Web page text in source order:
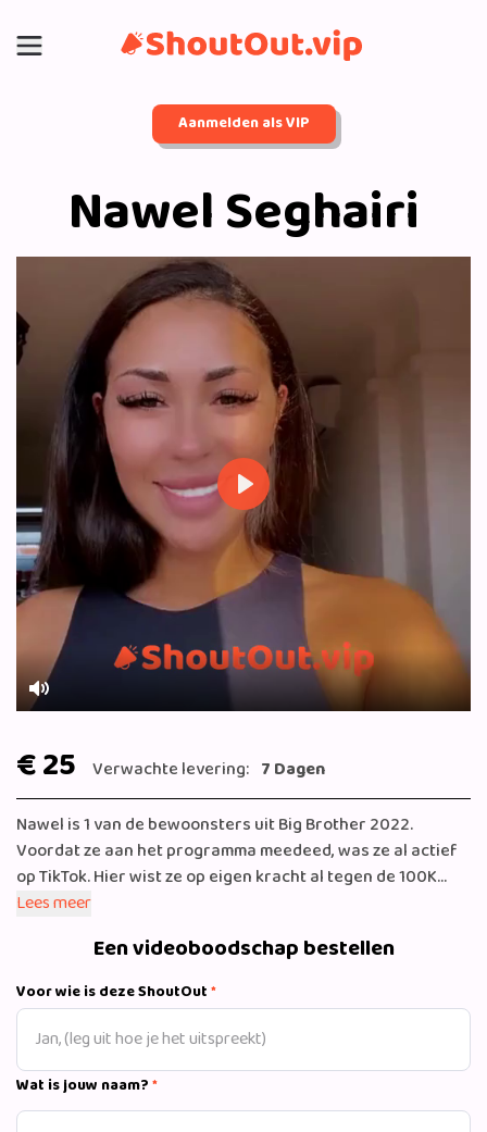
Aanmelden als VIP
Nawel Seghairi
Mute
Play
€ 25 Verwachte levering: 7 Dagen
Nawel is 1 van de bewoonsters uit Big Brother 2022.
Voordat ze aan het programma meedeed, was ze al actief
op TikTok. Hier wist ze op eigen kracht al tegen de 100K
volgers te verzamelen en wij verwachten dat dit aantal
Lees meer
Een videoboodschap bestellen
Voor wie is deze ShoutOut*
Wat is jouw naam?*